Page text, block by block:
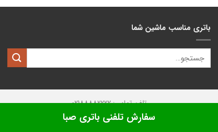
باتری مناسب ماشین شما
تلفن تماس: 02188882222
تمامی حقوق این وبسایت متعلق بهکیان باتری
سفارش تلفنی باتری صبا